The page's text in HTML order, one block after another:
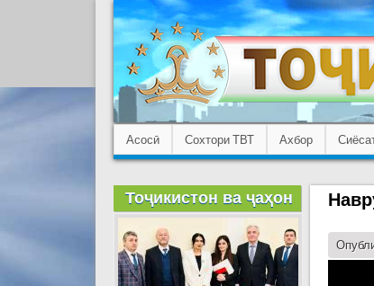
Асосӣ Сохтори ТВТ Ахбор
Тоҷикистон ва ҷаҳон